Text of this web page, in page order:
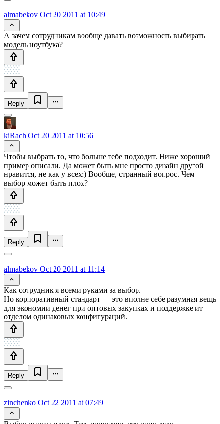
almabekov Oct 20 2011 at 10:49
А зачем сотрудникам вообще давать возможность выбирать
модель ноутбука?
Reply
kiRach Oct 20 2011 at 10:56
Чтобы выбрать то, что больше тебе подходит. Ниже хороший
пример описали. Да может быть мне просто дизайн другой
нравится, не как у всех:) Вообще, странный вопрос. Чем
выбор может быть плох?
Reply
almabekov Oct 20 2011 at 11:14
Как сотрудник я всеми руками за выбор.
Но корпоративный стандарт — это вполне себе разумная вещь
для экономии денег при оптовых закупках и поддержке ит
отделом одинаковых конфигураций.
Reply
zinchenko Oct 22 2011 at 07:49